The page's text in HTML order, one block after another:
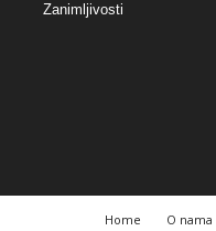
Zanimljivosti
Home O nama